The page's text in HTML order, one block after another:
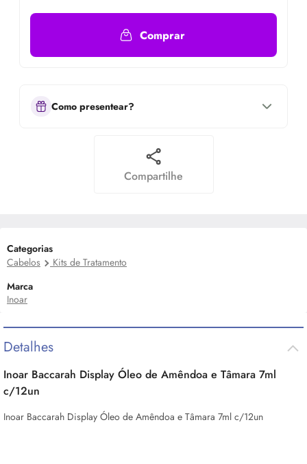
Comprar
Como presentear?
Compartilhe
Categorias
Cabelos
Kits de Tratamento
Marca
Inoar
Detalhes
Inoar Baccarah Display Óleo de Amêndoa e Tâmara 7ml
c/12un
Inoar Baccarah Display Óleo de Amêndoa e Tâmara 7ml c/12un